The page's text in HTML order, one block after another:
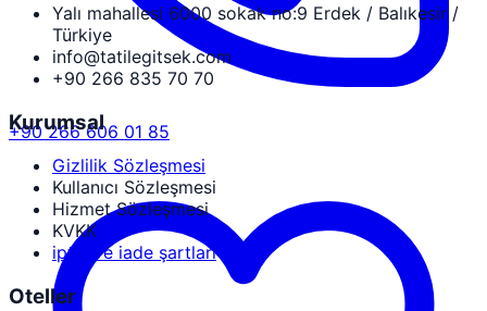
+90 266 606 01 85
Yalı mahallesi 6000 sokak no:9 Erdek / Balıkesir /
Türkiye
info@tatilegitsek.com
+90 266 835 70 70
Kurumsal
Gizlilik Sözleşmesi
Kullanıcı Sözleşmesi
Hizmet Sözleşmesi
KVKK
iptal ve iade şartları
Oteller